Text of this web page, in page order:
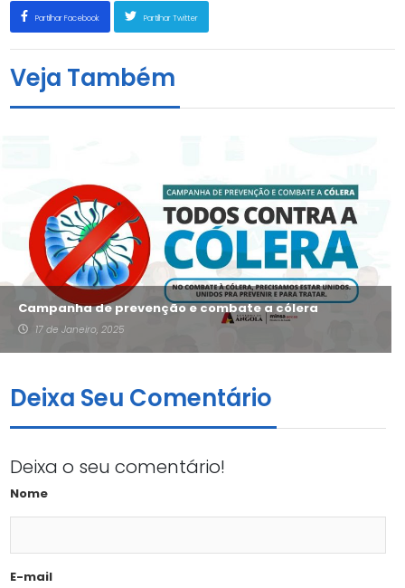
Partilhar Facebook Partilhar Twitter
Veja Também
Campanha de prevenção e combate a cólera
17 de Janeiro, 2025
Deixa Seu Comentário
Deixa o seu comentário!
Nome
E-mail